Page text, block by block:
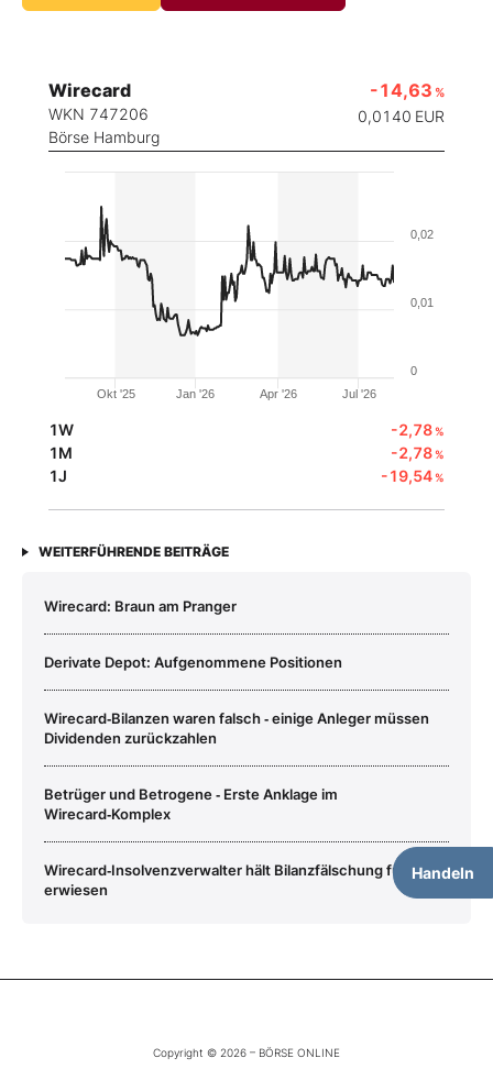
Wirecard
WKN 747206
Börse Hamburg
-14,63 %
0,0140 EUR
Handeln
Okt '25 Jan '26 Apr '26 Jul '26
0
0,01
0,02
1W -2,78%
1M -2,78%
1J -19,54%
WEITERFÜHRENDE BEITRÄGE
Wirecard: Braun am Pranger
Derivate Depot: Aufgenommene Positionen
Wirecard‑Bilanzen waren falsch ‑ einige Anleger müssen
Dividenden zurückzahlen
Betrüger und Betrogene ‑ Erste Anklage im
Wirecard‑Komplex
Wirecard‑Insolvenzverwalter hält Bilanzfälschung für
erwiesen
Copyright © 2026 – BÖRSE ONLINE